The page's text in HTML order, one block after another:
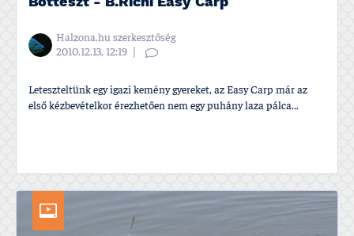
Halzona.hu szerkesztőség
2010.12.13, 12:19
Leteszteltünk egy igazi kemény gyereket, az Easy Carp már az
első kézbevételkor érezhetően nem egy puhány laza pálca...